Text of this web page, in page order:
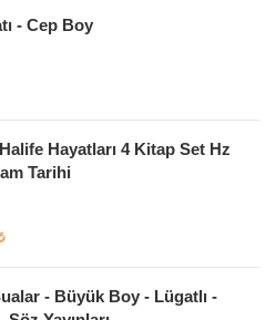
- Cep Boy
Hayatları 4 Kitap Set Hz
Tarihi
- Büyük Boy - Lügatlı -